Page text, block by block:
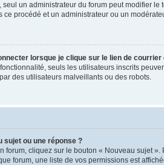
un administrateur du forum peut modifier
ce procédé et un administrateur ou un
lorsque je clique sur le lien de
seuls les utilisateurs inscrits
des utilisateurs malveillants ou des robots.
sujet ou une réponse ?
forum, cliquez sur le bouton « Nouveau sujet
forum, une liste de vos permissions est